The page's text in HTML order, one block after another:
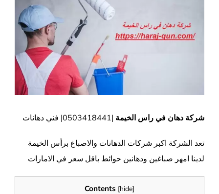
شركة دهان في راس الخيمة |0503418441| فني دهانات
تعد الشركة اكبر شركات الدهانات والاصباغ برأس الخيمة
لدينا امهر صباغين ودهانين حوائط باقل سعر في الامارات
Contents [hide]